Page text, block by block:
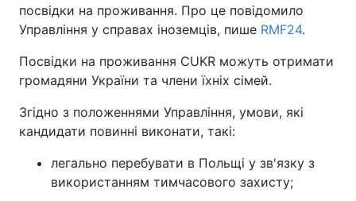
посвідки на проживання. Про це повідомило
Управління у справах іноземців, пише RMF24.
Посвідки на проживання CUKR можуть отримати
громадяни України та члени їхніх сімей.
Згідно з положеннями Управління, умови, які
кандидати повинні виконати, такі:
легально перебувати в Польщі у зв'язку з
використанням тимчасового захисту;